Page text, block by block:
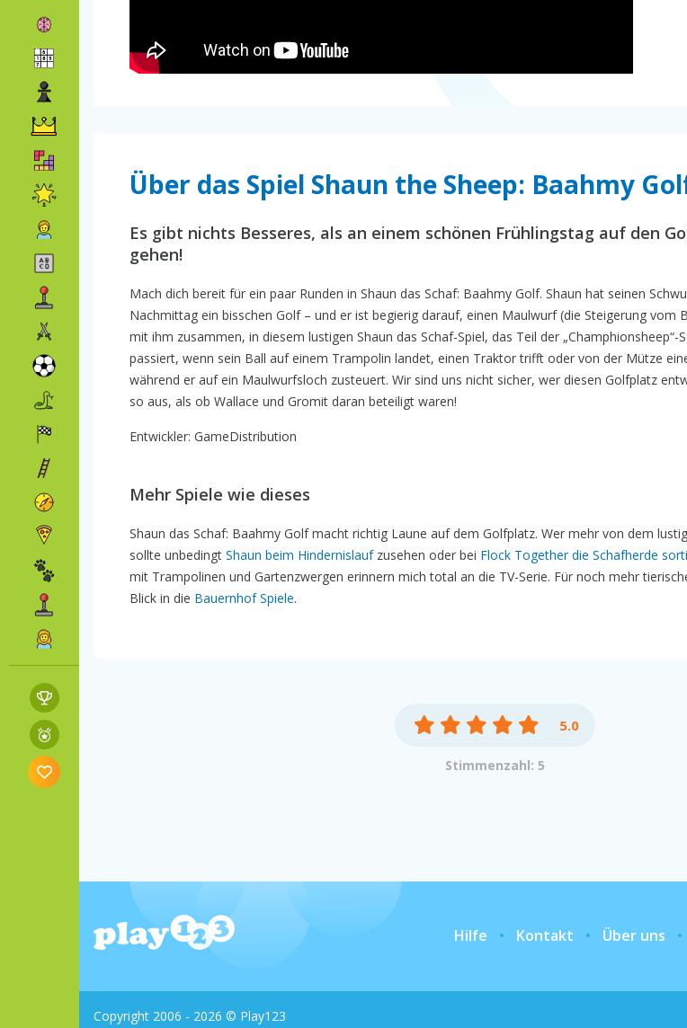
Über das Spiel Shaun the Sheep: Baahmy
Es gibt nichts Besseres, als an einem schönen Frühlingstag auf den
gehen!
Mach dich bereit für ein paar Runden in Shaun das Schaf: Baahmy Golf. Shaun hat seinen
Nachmittag ein bisschen Golf – und er ist begierig darauf, einen Maulwurf (die Steigerung vom
mit ihm zusammen, in diesem lustigen Shaun das Schaf-Spiel, das Teil der „Champhionsheep“-
passiert, wenn sein Ball auf einem Trampolin landet, einen Traktor trifft oder von der Mütze
während er auf ein Maulwurfsloch zusteuert. Wir sind uns nicht sicher, wer diesen Golfplatz
so aus, als ob Wallace und Gromit daran beteiligt waren!
Entwickler: GameDistribution
Mehr Spiele wie dieses
Shaun das Schaf: Baahmy Golf macht richtig Laune auf dem Golfplatz. Wer mehr von dem
sollte unbedingt Shaun beim Hindernislaufzusehen oder bei Flock Together die Schafherde
mit Trampolinen und Gartenzwergen erinnern mich total an die TV-Serie. Für noch mehr
Blick in die Bauernhof Spiele.
5.0
Stimmenzahl: 5
Hilfe Kontakt Über uns
Copyright 2006 - 2026 © Play123